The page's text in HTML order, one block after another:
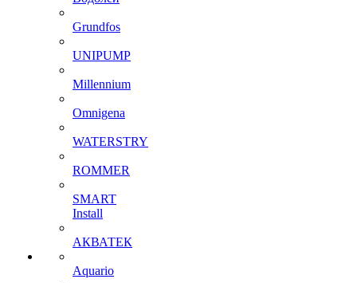
Grundfos
UNIPUMP
Millennium
Omnigena
WATERSTRY
ROMMER
SMART
Install
АКВАТЕК
Aquario